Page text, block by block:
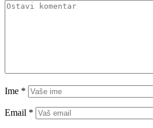
Ime *
Email *